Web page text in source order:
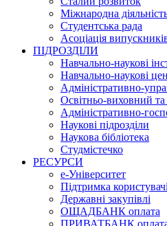
Міжнародна
Студентська рада
Асоціація
ПІДРОЗДІЛИ
Навчально-наукові
Навчально-наукові
Адміністративно-
Освітньо-виховний
Адміністративно-
Наукові підрозділи
Наукова бібліотека
Студмістечко
РЕСУРСИ
е-Університет
Підтримка
Державні закупівлі
ОЩАДБАНК оплата